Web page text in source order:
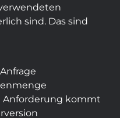
sind. Das sind
Anforderung kommt